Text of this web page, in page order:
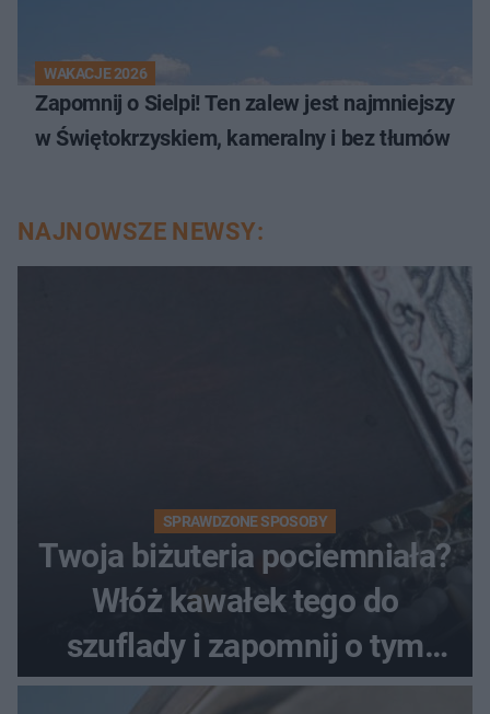
WAKACJE 2026
Zapomnij o Sielpi! Ten zalew jest najmniejszy
w Świętokrzyskiem, kameralny i bez tłumów
NAJNOWSZE NEWSY:
SPRAWDZONE SPOSOBY
Twoja biżuteria pociemniała?
Włóż kawałek tego do
szuflady i zapomnij o tym
problemie. Sposób na